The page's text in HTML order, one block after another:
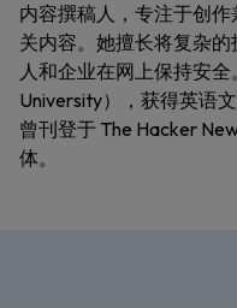
内容撰稿人，专注于创
关内容。她擅长将复杂
人和企业在网上保持安
University），获得英语
曾刊登于 The Hacker
体。